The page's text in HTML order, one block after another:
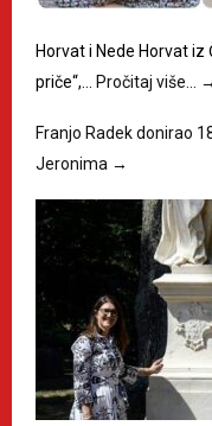
Horvat i Nede Horvat iz
priče“,… Pročitaj više… →
Franjo Radek donirao
Jeronima →